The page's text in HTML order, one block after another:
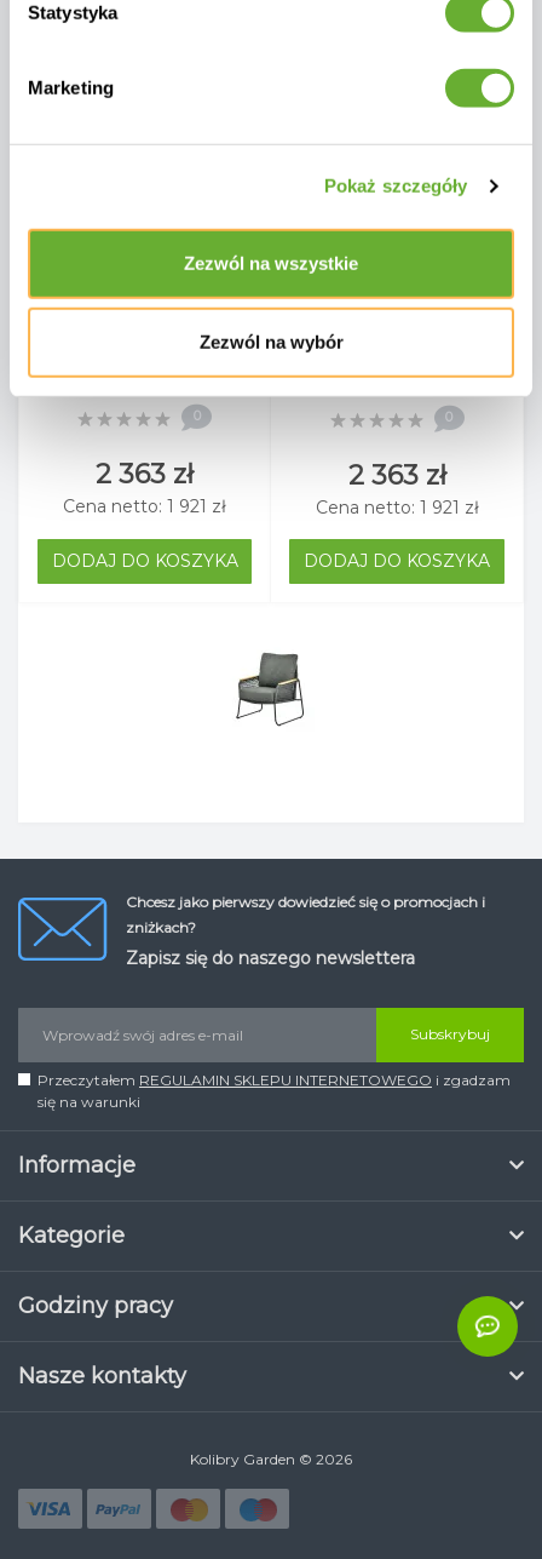
Statystyka
Marketing
Pokaż szczegóły
Zezwól na wszystkie
Zezwól na wybór
Krzesło do stołu jadalnego (z
poduszkami) SKANDI SK 29T /
Pl4212
0
2 363 zł
Cena netto: 1 921 zł
DODAJ DO KOSZYKA
Krzesło do stołu jadalnegoi (z
Pl4852
0
2 363 zł
Cena netto: 1 921 zł
DODAJ DO KOSZYKA
Chcesz jako pierwszy dowiedzieć się o promocjach i
zniżkach?
Zapisz się do naszego newslettera
Subskrybuj
Przeczytałem REGULAMIN SKLEPU INTERNETOWEGO i zgadzam
się na warunki
Informacje
Kategorie
Godziny pracy
Nasze kontakty
Kolibry Garden © 2026